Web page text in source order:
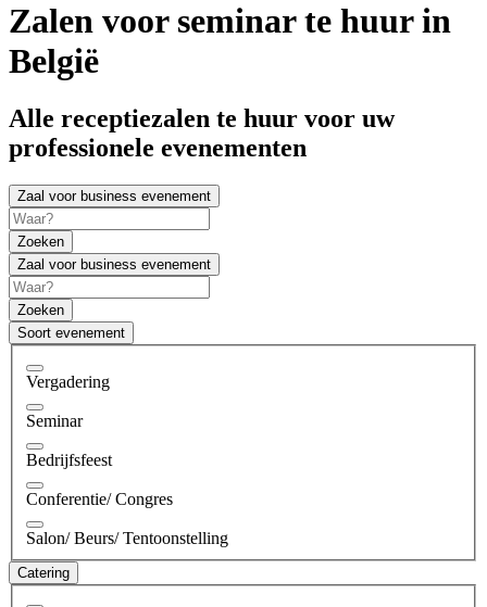
Zalen voor seminar te huur in
België
Alle receptiezalen te huur voor uw
professionele evenementen
Zaal voor business evenement
Zoeken
Zaal voor business evenement
Zoeken
Soort evenement
Vergadering
Seminar
Bedrijfsfeest
Conferentie/ Congres
Salon/ Beurs/ Tentoonstelling
Catering